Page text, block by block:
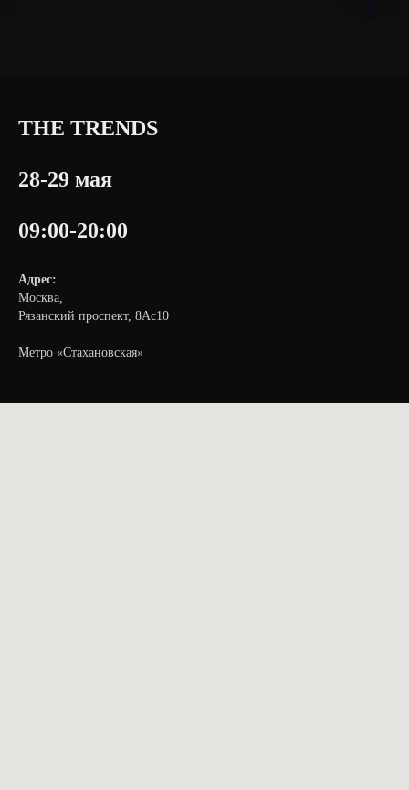
THE TRENDS
28-29 мая
09:00-20:00
Адрес:
Москва,
Рязанский проспект, 8Ас10
Метро «Стахановская»